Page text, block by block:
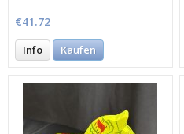
€41.72
Info Kaufen